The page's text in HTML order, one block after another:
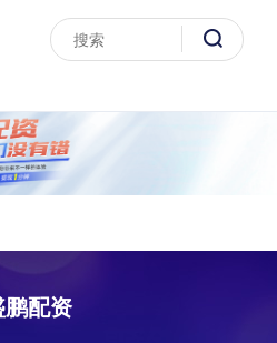
配资